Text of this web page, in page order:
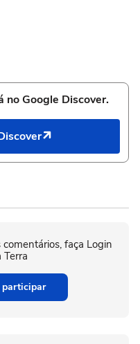
no Google Discover.
faça Login
Terra
participar